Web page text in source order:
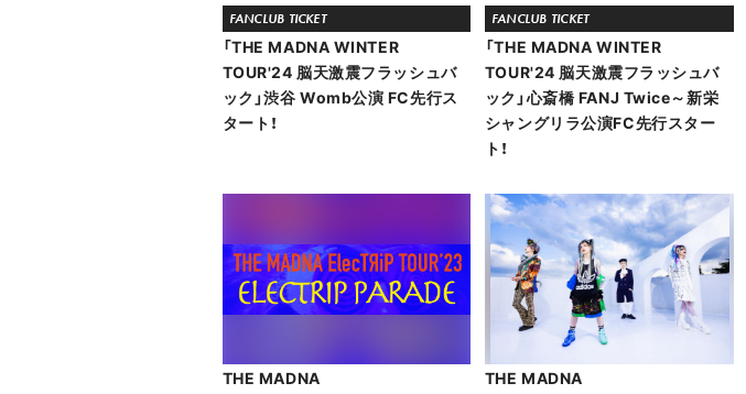
FANCLUB TICKET
「THE MADNA WINTER
TOUR'24 脳天激震フラッシュバ
ック」渋谷 Womb公演 FC先行ス
タート！
FANCLUB TICKET
「THE MADNA WINTER
TOUR'24 脳天激震フラッシュバ
ック」心斎橋 FANJ Twice～新栄
シャングリラ公演FC先行スター
ト！
THE MADNA THE MADNA